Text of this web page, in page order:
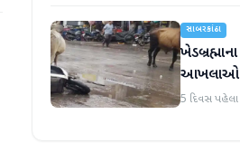
સાબરકાંઠા
આખલાઓ
મોપેડ
5 દિવસ પહેલા